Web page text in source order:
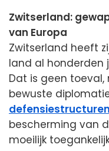
Zwitserland:
van Europa
Zwitserland heeft
land al honderden
Dat is geen
bewuste
defensiestructuren
bescherming van
moeilijk